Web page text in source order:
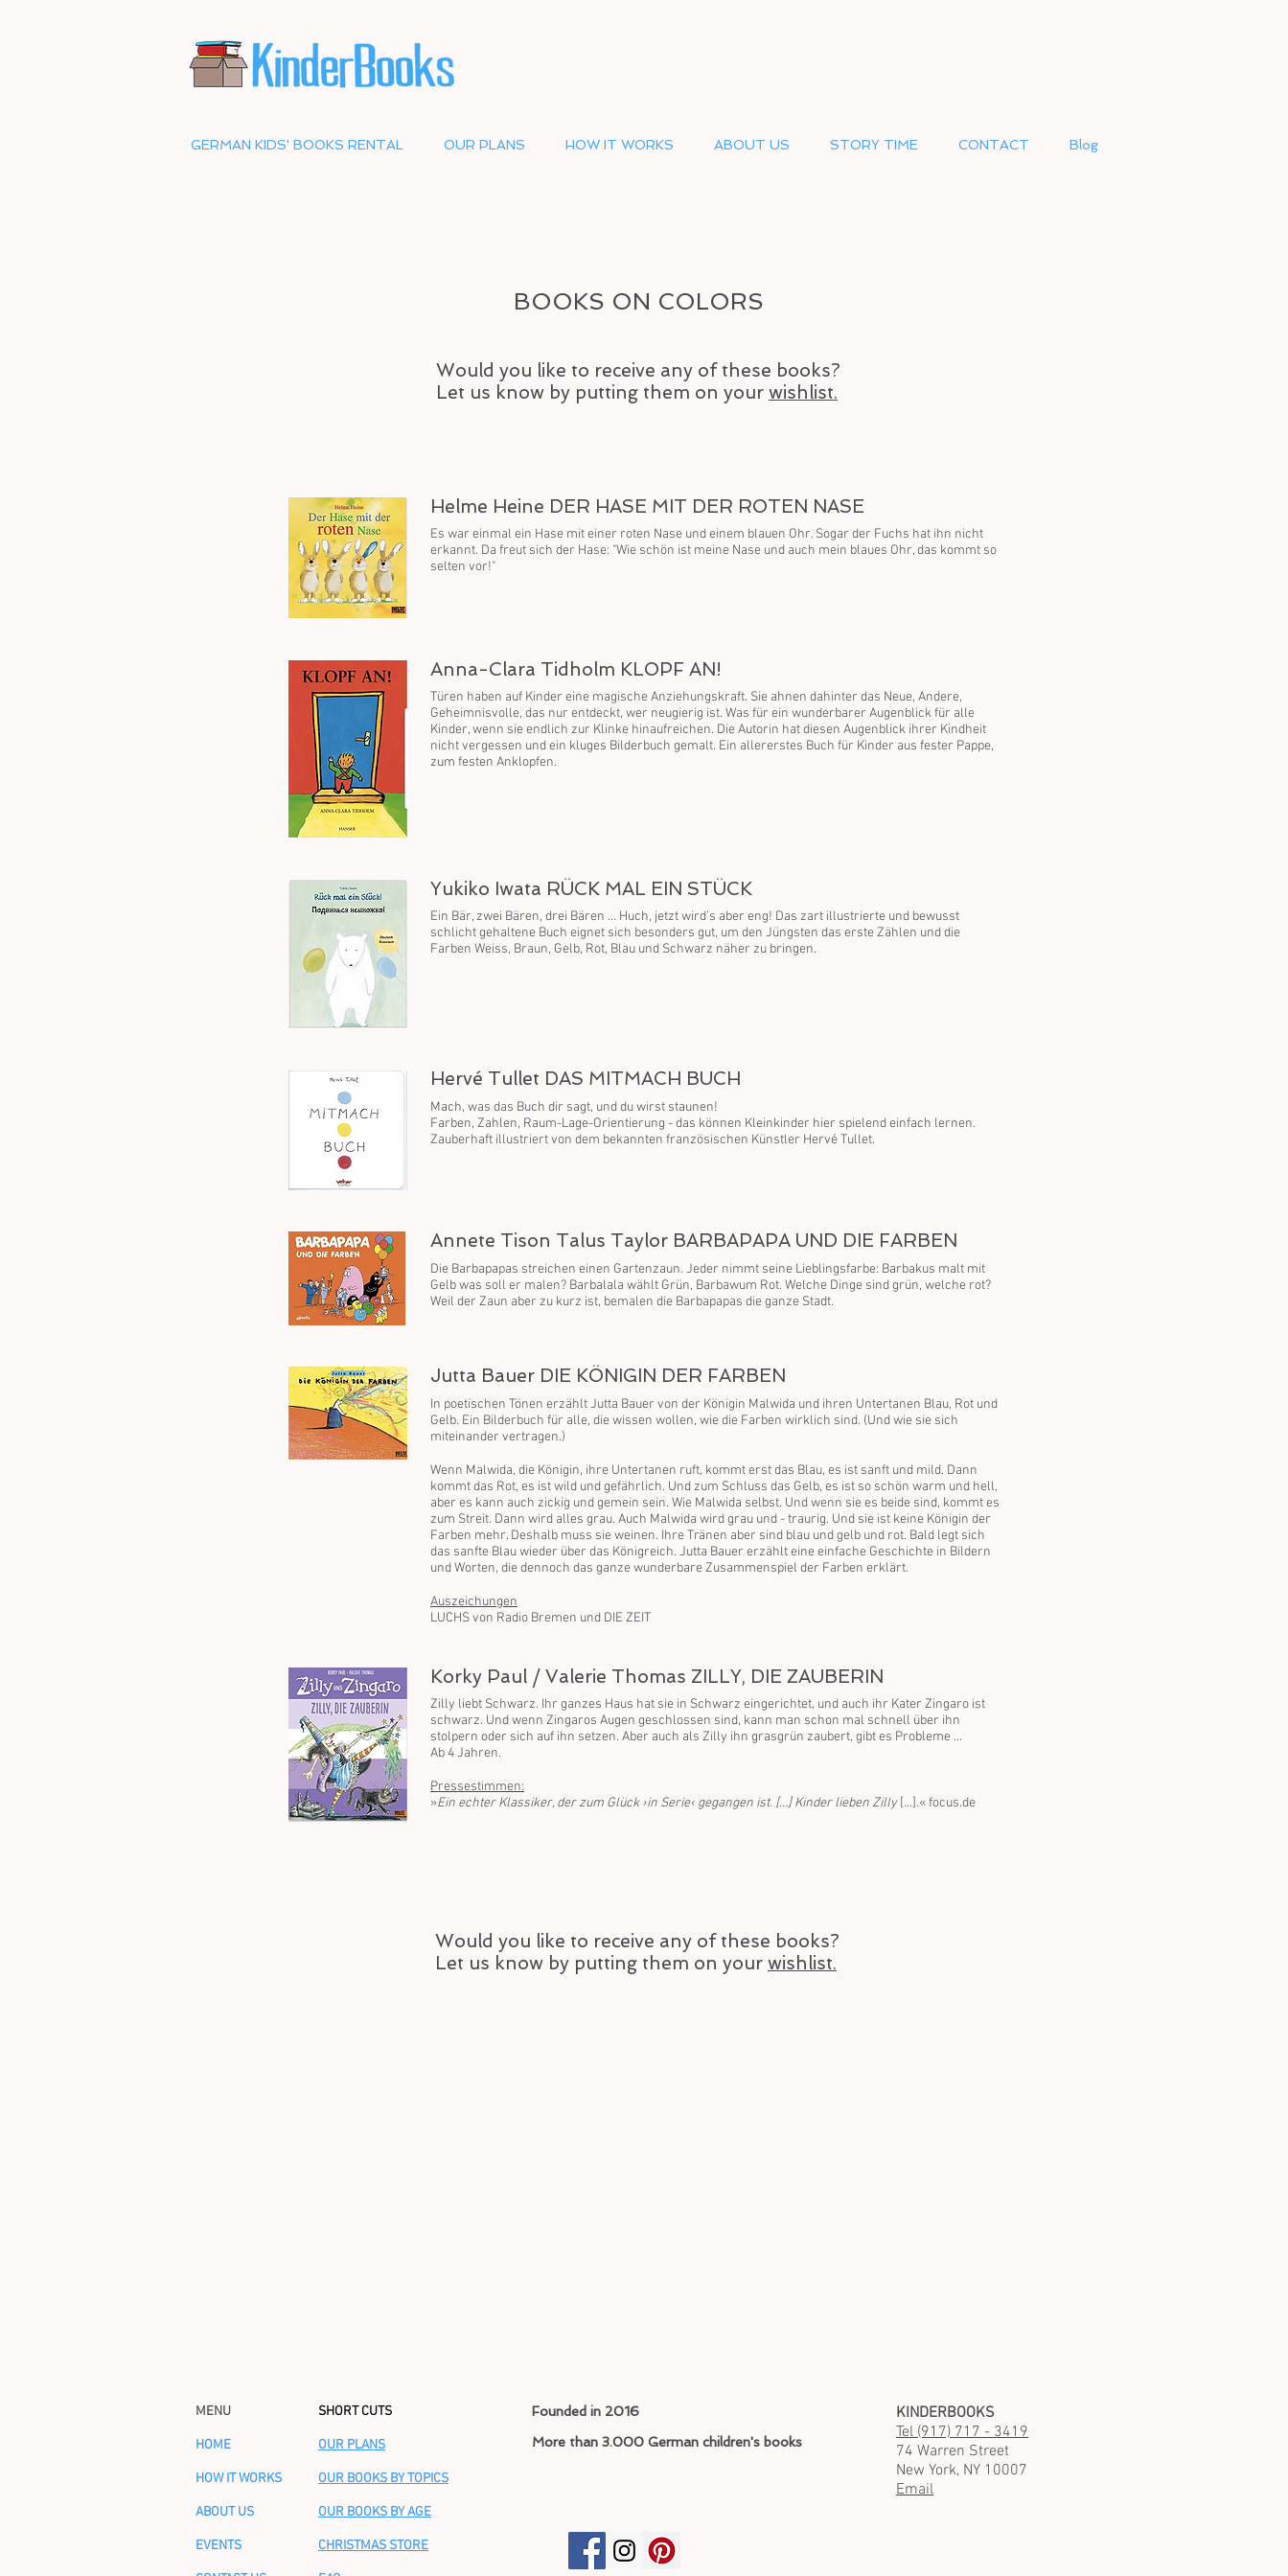
GERMAN KIDS' BOOKS RENTAL OUR PLANS HOW IT WORKS ABOUT US STORY TIME CONTACT Blog
BOOKS ON COLORS
Would you like to receive any of these books?
Let us know by putting them on your wishlist.
Helme Heine DER HASE MIT DER ROTEN NASE
Es war einmal ein Hase mit einer roten Nase und einem blauen Ohr. Sogar der Fuchs hat ihn nicht
erkannt. Da freut sich der Hase: "Wie schön ist meine Nase und auch mein blaues Ohr, das kommt so
selten vor!"
Anna-Clara Tidholm KLOPF AN!
Türen haben auf Kinder eine magische Anziehungskraft. Sie ahnen dahinter das Neue, Andere,
Geheimnisvolle, das nur entdeckt, wer neugierig ist. Was für ein wunderbarer Augenblick für alle
Kinder, wenn sie endlich zur Klinke hinaufreichen. Die Autorin hat diesen Augenblick ihrer Kindheit
nicht vergessen und ein kluges Bilderbuch gemalt. Ein allererstes Buch für Kinder aus fester Pappe,
zum festen Anklopfen.
Yukiko Iwata RÜCK MAL EIN STÜCK
Ein Bär, zwei Bären, drei Bären … Huch, jetzt wird’s aber eng! Das zart illustrierte und bewusst
schlicht gehaltene Buch eignet sich besonders gut, um den Jüngsten das erste Zählen und die
Farben Weiss, Braun, Gelb, Rot, Blau und Schwarz näher zu bringen.
Hervé Tullet DAS MITMACH BUCH
Mach, was das Buch dir sagt, und du wirst staunen!
Farben, Zahlen, Raum-Lage-Orientierung - das können Kleinkinder hier spielend einfach lernen.
Zauberhaft illustriert von dem bekannten französischen Künstler Hervé Tullet.
Annete Tison Talus Taylor BARBAPAPA UND DIE FARBEN
Die Barbapapas streichen einen Gartenzaun. Jeder nimmt seine Lieblingsfarbe: Barbakus malt mit
Gelb was soll er malen? Barbalala wählt Grün, Barbawum Rot. Welche Dinge sind grün, welche rot?
Weil der Zaun aber zu kurz ist, bemalen die Barbapapas die ganze Stadt.
Jutta Bauer DIE KÖNIGIN DER FARBEN
In poetischen Tönen erzählt Jutta Bauer von der Königin Malwida und ihren Untertanen Blau, Rot und
Gelb. Ein Bilderbuch für alle, die wissen wollen, wie die Farben wirklich sind. (Und wie sie sich
miteinander vertragen.)
Wenn Malwida, die Königin, ihre Untertanen ruft, kommt erst das Blau, es ist sanft und mild. Dann
kommt das Rot, es ist wild und gefährlich. Und zum Schluss das Gelb, es ist so schön warm und hell,
aber es kann auch zickig und gemein sein. Wie Malwida selbst. Und wenn sie es beide sind, kommt es
zum Streit. Dann wird alles grau. Auch Malwida wird grau und - traurig. Und sie ist keine Königin der
Farben mehr. Deshalb muss sie weinen. Ihre Tränen aber sind blau und gelb und rot. Bald legt sich
das sanfte Blau wieder über das Königreich. Jutta Bauer erzählt eine einfache Geschichte in Bildern
und Worten, die dennoch das ganze wunderbare Zusammenspiel der Farben erklärt.
Auszeichungen
LUCHS von Radio Bremen und DIE ZEIT
Korky Paul / Valerie Thomas ZILLY, DIE ZAUBERIN
Zilly liebt Schwarz. Ihr ganzes Haus hat sie in Schwarz eingerichtet, und auch ihr Kater Zingaro ist
schwarz. Und wenn Zingaros Augen geschlossen sind, kann man schon mal schnell über ihn
stolpern oder sich auf ihn setzen. Aber auch als Zilly ihn grasgrün zaubert, gibt es Probleme ...
Ab 4 Jahren.
Pressestimmen:
»Ein echter Klassiker, der zum Glück ›in Serie‹ gegangen ist. […] Kinder lieben Zilly[…].« focus.de
Would you like to receive any of these books?
Let us know by putting them on your wishlist.
MENU
HOME
HOW IT WORKS
ABOUT US
EVENTS
SHORT CUTS
OUR PLANS
OUR BOOKS BY TOPICS
OUR BOOKS BY AGE
CHRISTMAS STORE
Founded in 2016
More than 3.000 German children's books
KINDERBOOKS
Tel (917) 717 - 3419
74 Warren Street
New York, NY 10007
Email